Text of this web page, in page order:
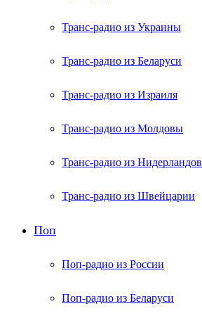
Транс-радио из Украины
Транс-радио из Беларуси
Транс-радио из Израиля
Транс-радио из Молдовы
Транс-радио из Нидерландов
Транс-радио из Швейцарии
Поп
Поп-радио из России
Поп-радио из Беларуси